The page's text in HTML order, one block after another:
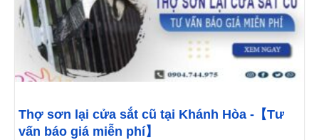
Thợ sơn lại cửa sắt cũ tại Khánh Hòa -【Tư
vấn báo giá miễn phí】